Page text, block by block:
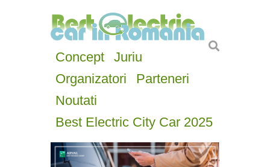
Concept
Juriu
Organizatori
Parteneri
Noutati
Best Electric City Car 2025